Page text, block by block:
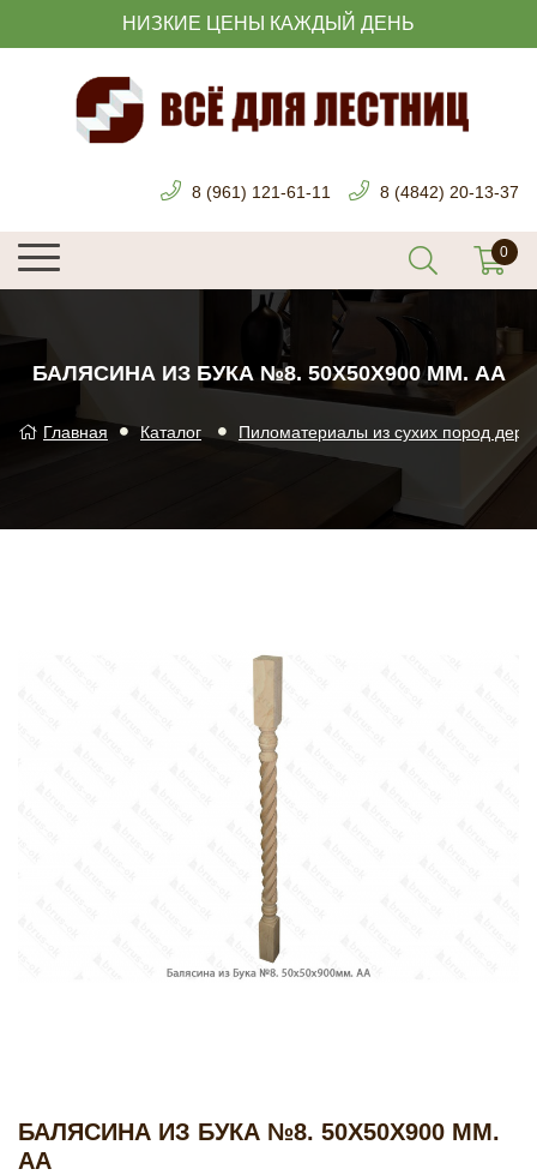
НИЗКИЕ ЦЕНЫ КАЖДЫЙ ДЕНЬ
8 (961) 121-61-11 8 (4842) 20-13-37
БАЛЯСИНА ИЗ БУКА №8. 50Х50Х900 ММ. АА
Главная Каталог Пиломатериалы из сухих пород
БАЛЯСИНА ИЗ БУКА №8. 50Х50Х900 ММ.
АА